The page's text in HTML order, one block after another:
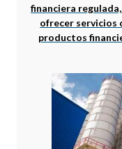
financiera
ofrecer servicios
productos